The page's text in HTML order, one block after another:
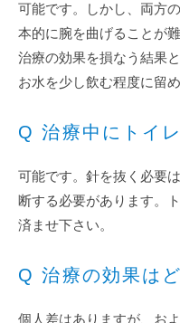
可能です。しかし、両方
本的に腕を曲げることが
治療の効果を損なう結果
お水を少し飲む程度に留め
Q 治療中にトイ
可能です。針を抜く必要
断する必要があります。
済ませ下さい。
Q 治療の効果は
個人差はありますが、お